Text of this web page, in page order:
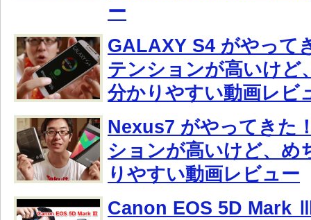
ー
GALAXY S4 がやって
テンションが高いけど
分かりやすい動画レビ
Nexus7 がやってきた
ションが高いけど、め
りやすい動画レビュー
Canon EOS 5D Mark